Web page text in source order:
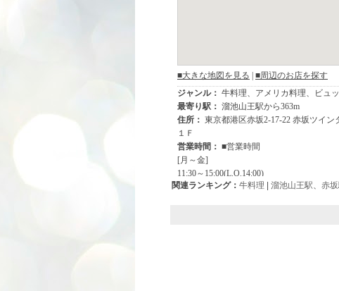
関連ランキング： 牛料理 溜池山王駅、 赤